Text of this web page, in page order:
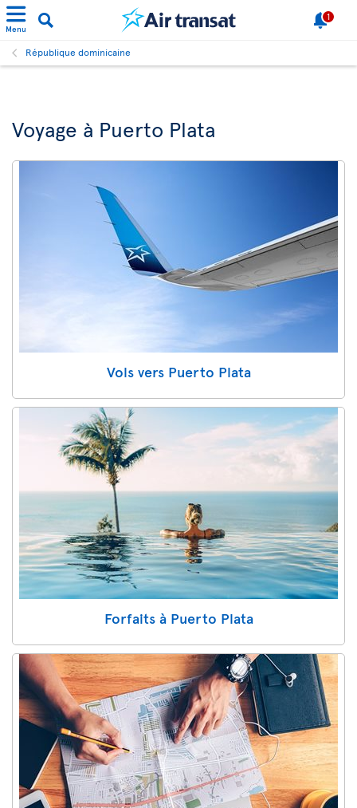
Menu
1
République dominicaine
Voyage à Puerto Plata
Vols vers Puerto Plata
Forfaits à Puerto Plata